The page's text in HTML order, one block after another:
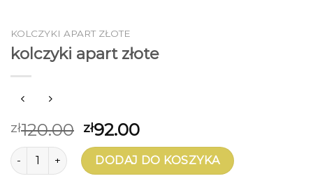
KOLCZYKI APART ZŁOTE
kolczyki apart złote
zł120.00 zł92.00
ilość kolczyki apart złoteDODAJ DO KOSZYKA